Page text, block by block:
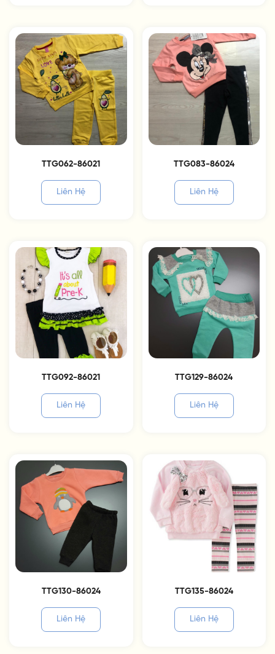
TTG062-86021
Liên Hệ
TTG083-86024
Liên Hệ
TTG092-86021
Liên Hệ
TTG129-86024
Liên Hệ
TTG130-86024
Liên Hệ
TTG135-86024
Liên Hệ